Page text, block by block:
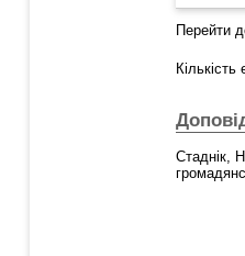
Перейти
Кількість
Стаднік,